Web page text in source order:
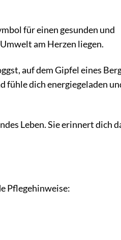
für einen gesunden und
am Herzen liegen.
auf dem Gipfel eines
fühle dich energiegeladen
Leben. Sie erinnert dich
Pflegehinweise: